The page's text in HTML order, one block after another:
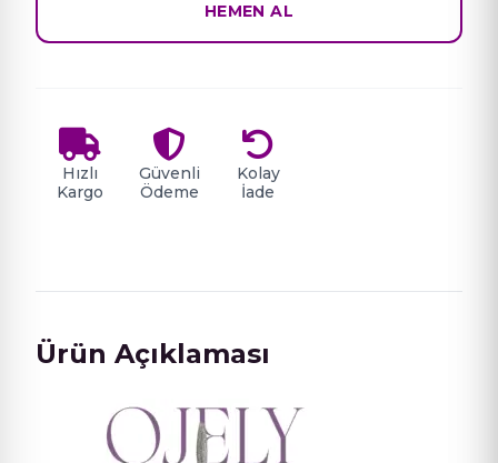
018
HEMEN AL
Hızlı
Kargo
Güvenli
Ödeme
Kolay
İade
Ürün Açıklaması